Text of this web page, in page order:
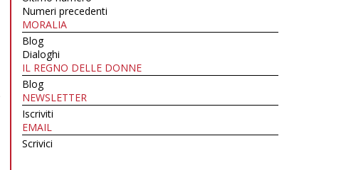
Numeri precedenti
MORALIA
Blog
Dialoghi
IL REGNO DELLE DONNE
Blog
NEWSLETTER
Iscriviti
EMAIL
Scrivici